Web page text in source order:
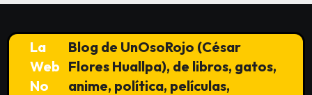
La
Web
No
Blog de UnOsoRojo (César
Flores Huallpa), de libros, gatos,
anime, política, películas,